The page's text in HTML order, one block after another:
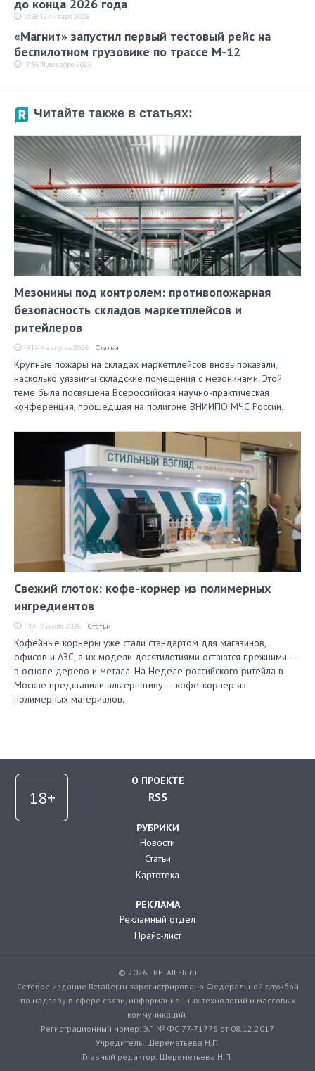
до конца 2026 года
10:58, 12 января 2026
«Магнит» запустил первый тестовый рейс на
беспилотном грузовике по трассе М-12
17:56, 11 декабря 2025
Читайте также в статьях:
Мезонины под контролем: противопожарная
безопасность складов маркетплейсов и
ритейлеров
14:14, 4 августа 2026 Статьи
Крупные пожары на складах маркетплейсов вновь показали,
насколько уязвимы складские помещения с мезонинами. Этой
теме была посвящена Всероссийская научно-практическая
конференция, прошедшая на полигоне ВНИИПО МЧС России.
Свежий глоток: кофе-корнер из полимерных
ингредиентов
11:19, 17 июля 2026 Статьи
Кофейные корнеры уже стали стандартом для магазинов,
офисов и АЗС, а их модели десятилетиями остаются прежними —
в основе дерево и металл. На Неделе российского ритейла в
Москве представили альтернативу — кофе-корнер из
полимерных материалов.
О ПРОЕКТЕ
RSS
РУБРИКИ
Новости
Статьи
Картотека
РЕКЛАМА
Рекламный отдел
Прайс-лист
© 2026 - RETAILER.ru
Сетевое издание Retailer.ru зарегистрировано Федеральной службой
по надзору в сфере связи, информационных технологий и массовых
коммуникаций.
Регистрационный номер: ЭЛ № ФС 77-71776 от 08.12.2017
Учредитель: Шереметьева Н.П.
Главный редактор: Шереметьева Н.П.